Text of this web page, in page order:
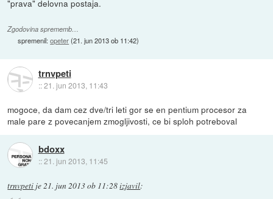
"prava" delovna postaja.
Zgodovina sprememb…
spremenil:opeter(21. jun 2013 ob 11:42)
trnvpeti
::21. jun 2013, 11:43
mogoce, da dam cez dve/tri leti gor se en pentium procesor za
male pare z povecanjem zmogljivosti, ce bi sploh potreboval
bdoxx
::21. jun 2013, 11:45
trnvpeti je 21. jun 2013 ob 11:28izjavil: